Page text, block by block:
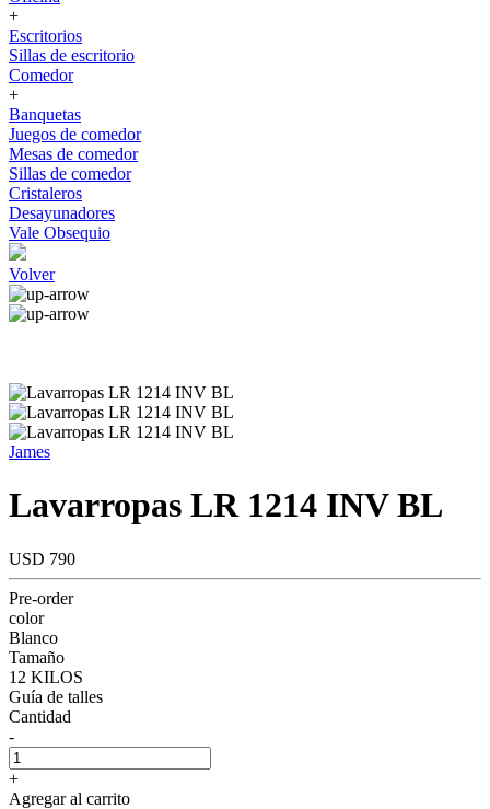
+
Escritorios
Sillas de escritorio
Comedor
+
Banquetas
Juegos de comedor
Mesas de comedor
Sillas de comedor
Cristaleros
Desayunadores
Vale Obsequio
Volver
James
Lavarropas LR 1214 INV BL
USD 790
Pre-order
color
Blanco
Tamaño
12 KILOS
Guía de talles
Cantidad
-
+
Agregar al carrito